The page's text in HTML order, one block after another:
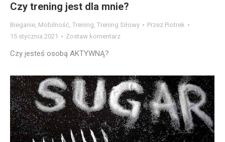
Czy trening jest dla mnie?
Bieganie, Mobilność, Trening, Trening Siłowy Przez Piotrek
15 stycznia 2021
Zostaw komentarz
Czy jesteś osobą AKTYWNĄ?